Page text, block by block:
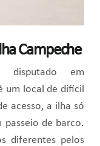
Campeche
disputado em
um local de difícil
acesso, a ilha só
passeio de barco.
diferentes pelos